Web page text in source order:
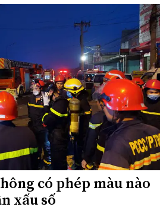
có phép màu nào
xấu số